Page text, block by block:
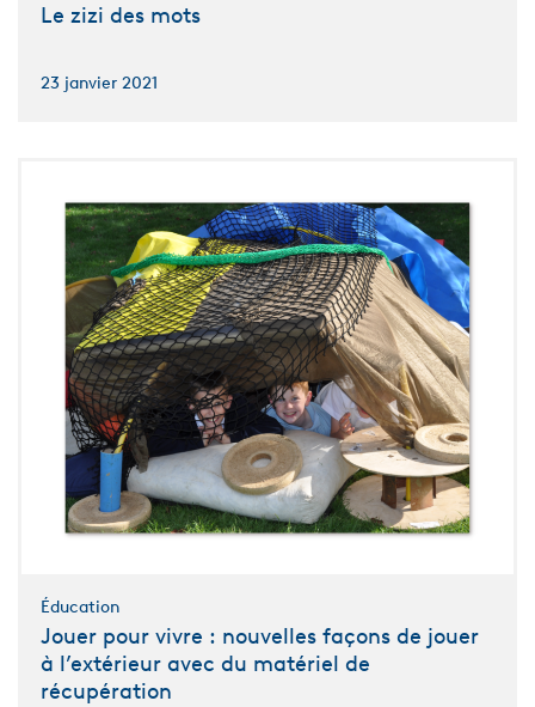
Le zizi des mots
23 janvier 2021
Éducation
Jouer pour vivre : nouvelles façons de jouer
à l’extérieur avec du matériel de
récupération